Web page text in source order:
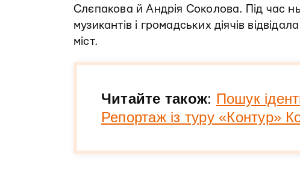
Слєпакова й Андрія Соколова. Під час
музикантів і громадських діячів
міст.
Читайте також: Пошук
Репортаж із туру «Контур»